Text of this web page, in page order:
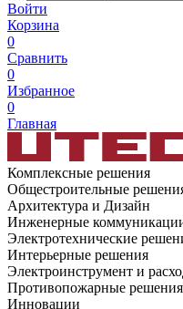
Войти
Корзина
0
Сравнить
0
Избранное
0
Главная
Комплексные решения
Общестроительные
Архитектура и Дизайн
Инженерные
Электротехнические
Интерьерные решения
Электроинструмент и
Противопожарные решения
Инновации